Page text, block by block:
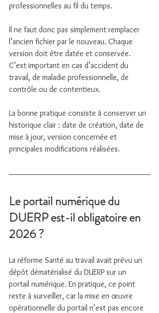
professionnelles au fil du temps.
Il ne faut donc pas simplement remplacer
l’ancien fichier par le nouveau. Chaque
version doit être datée et conservée.
C’est important en cas d’accident du
travail, de maladie professionnelle, de
contrôle ou de contentieux.
La bonne pratique consiste à conserver un
historique clair : date de création, date de
mise à jour, version concernée et
principales modifications réalisées.
Le portail numérique du
DUERP est-il obligatoire en
2026 ?
La réforme Santé au travail avait prévu un
dépôt dématérialisé du DUERP sur un
portail numérique. En pratique, ce point
reste à surveiller, car la mise en œuvre
opérationnelle du portail n’est pas encore